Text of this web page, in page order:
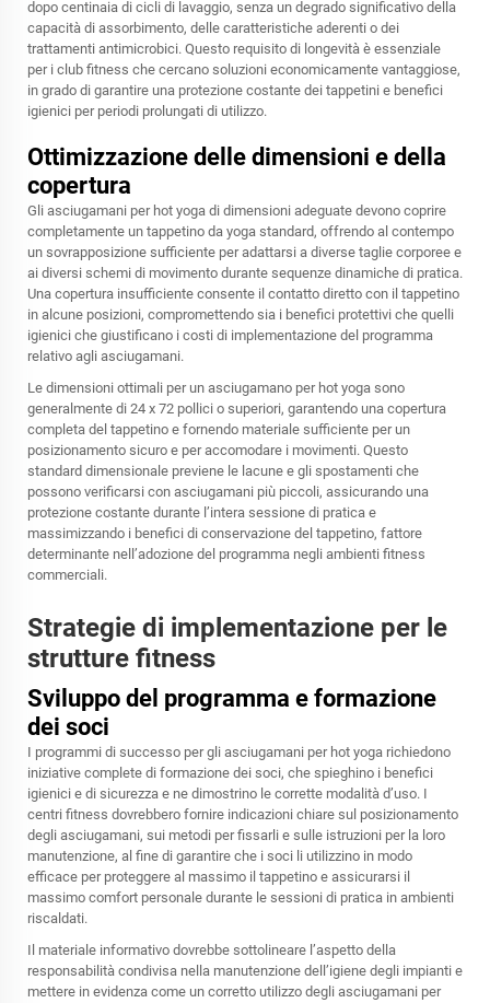
dopo centinaia di cicli di lavaggio, senza un degrado significativo della
capacità di assorbimento, delle caratteristiche aderenti o dei
trattamenti antimicrobici. Questo requisito di longevità è essenziale
per i club fitness che cercano soluzioni economicamente vantaggiose,
in grado di garantire una protezione costante dei tappetini e benefici
igienici per periodi prolungati di utilizzo.
Ottimizzazione delle dimensioni e della
copertura
Gli asciugamani per hot yoga di dimensioni adeguate devono coprire
completamente un tappetino da yoga standard, offrendo al contempo
un sovrapposizione sufficiente per adattarsi a diverse taglie corporee e
ai diversi schemi di movimento durante sequenze dinamiche di pratica.
Una copertura insufficiente consente il contatto diretto con il tappetino
in alcune posizioni, compromettendo sia i benefici protettivi che quelli
igienici che giustificano i costi di implementazione del programma
relativo agli asciugamani.
Le dimensioni ottimali per un asciugamano per hot yoga sono
generalmente di 24 x 72 pollici o superiori, garantendo una copertura
completa del tappetino e fornendo materiale sufficiente per un
posizionamento sicuro e per accomodare i movimenti. Questo
standard dimensionale previene le lacune e gli spostamenti che
possono verificarsi con asciugamani più piccoli, assicurando una
protezione costante durante l’intera sessione di pratica e
massimizzando i benefici di conservazione del tappetino, fattore
determinante nell’adozione del programma negli ambienti fitness
commerciali.
Strategie di implementazione per le
strutture fitness
Sviluppo del programma e formazione
dei soci
I programmi di successo per gli asciugamani per hot yoga richiedono
iniziative complete di formazione dei soci, che spieghino i benefici
igienici e di sicurezza e ne dimostrino le corrette modalità d’uso. I
centri fitness dovrebbero fornire indicazioni chiare sul posizionamento
degli asciugamani, sui metodi per fissarli e sulle istruzioni per la loro
manutenzione, al fine di garantire che i soci li utilizzino in modo
efficace per proteggere al massimo il tappetino e assicurarsi il
massimo comfort personale durante le sessioni di pratica in ambienti
riscaldati.
Il materiale informativo dovrebbe sottolineare l’aspetto della
responsabilità condivisa nella manutenzione dell’igiene degli impianti e
mettere in evidenza come un corretto utilizzo degli asciugamani per